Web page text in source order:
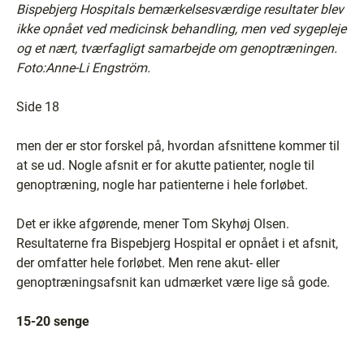
Bispebjerg Hospitals bemærkelsesværdige resultater blev
ikke opnået ved medicinsk behandling, men ved sygepleje
og et nært, tværfagligt samarbejde om genoptræningen.
Foto:Anne-Li Engström.
Side 18
men der er stor forskel på, hvordan afsnittene kommer til
at se ud. Nogle afsnit er for akutte patienter, nogle til
genoptræning, nogle har patienterne i hele forløbet.
Det er ikke afgørende, mener Tom Skyhøj Olsen.
Resultaterne fra Bispebjerg Hospital er opnået i et afsnit,
der omfatter hele forløbet. Men rene akut- eller
genoptræningsafsnit kan udmærket være lige så gode.
15-20 senge